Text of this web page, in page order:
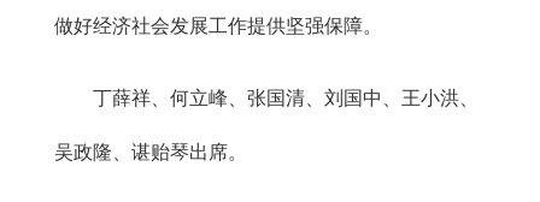
做好经济社会发展工作提供坚强保障。
丁薛祥、何立峰、张国清、刘国中、王小洪、
吴政隆、谌贻琴出席。